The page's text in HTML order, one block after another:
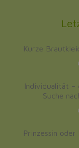
Kurze
Individualität –
Suche
Prinzessin